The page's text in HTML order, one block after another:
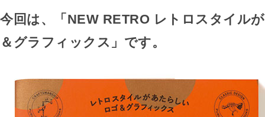
今回は、「NEW RETRO レトロスタイル
＆グラフィックス」です。